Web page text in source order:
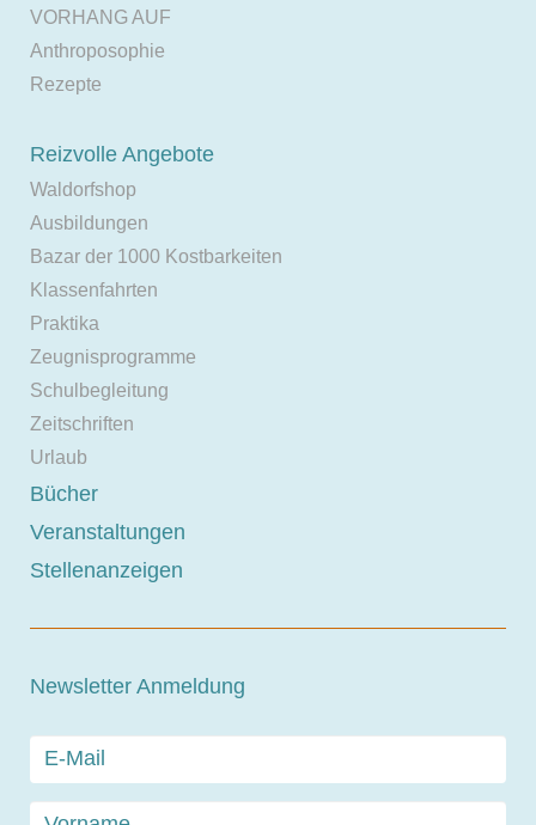
VORHANG AUF
Anthroposophie
Rezepte
Reizvolle Angebote
Waldorfshop
Ausbildungen
Bazar der 1000 Kostbarkeiten
Klassenfahrten
Praktika
Zeugnisprogramme
Schulbegleitung
Zeitschriften
Urlaub
Bücher
Veranstaltungen
Stellenanzeigen
Newsletter Anmeldung